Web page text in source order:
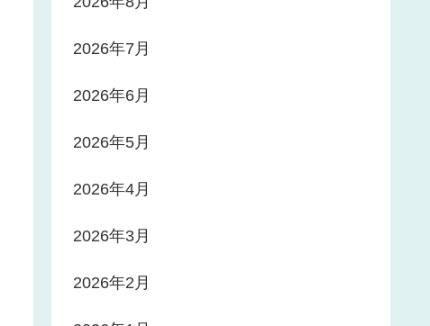
2026年7月
2026年6月
2026年5月
2026年4月
2026年3月
2026年2月